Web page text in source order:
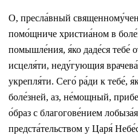
О, пресла́вный
помо́щниче христиа́ном в
помышле́ния, я́ко даде́ся тебе́
исцеля́ти, неду́гующия
укрепля́ти. Сего́ ра́ди к тебе́,
боле́зней, аз, не́мощный,
о́браз с благогове́нием
предста́тельством у Царя́